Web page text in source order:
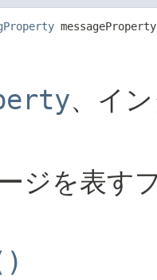
messageProperty
、イ
ジを表す